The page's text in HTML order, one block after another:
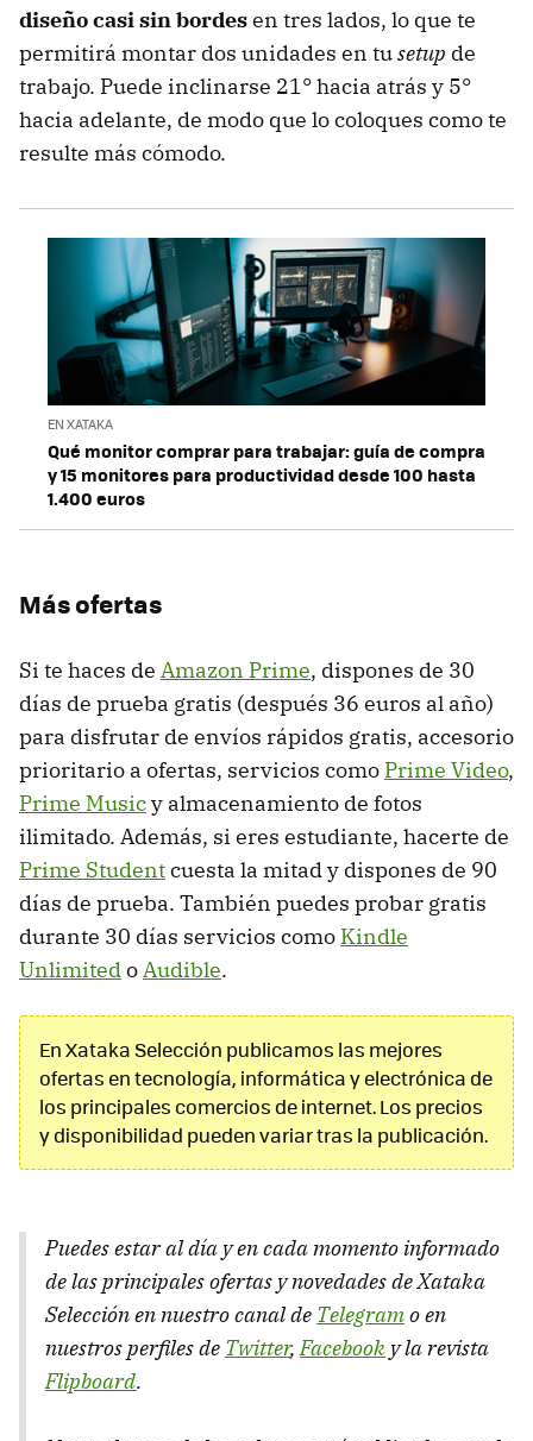
diseño casi sin bordesen tres lados, lo que te
permitirá montar dos unidades en tusetup de
trabajo. Puede inclinarse 21° hacia atrás y 5°
hacia adelante, de modo que lo coloques como te
resulte más cómodo.
EN XATAKA
Qué monitor comprar para trabajar: guía de compra
y 15 monitores para productividad desde 100 hasta
1.400 euros
Más ofertas
Si te haces de Amazon Prime, dispones de 30
días de prueba gratis (después 36 euros al año)
para disfrutar de envíos rápidos gratis, accesorio
prioritario a ofertas, servicios como Prime Video,
Prime Musicy almacenamiento de fotos
ilimitado. Además, si eres estudiante, hacerte de
Prime Studentcuesta la mitad y dispones de 90
días de prueba. También puedes probar gratis
durante 30 días servicios como Kindle
UnlimitedoAudible.
En Xataka Selección publicamos las mejores
ofertas en tecnología, informática y electrónica de
los principales comercios de internet. Los precios
y disponibilidad pueden variar tras la publicación.
Puedes estar al día y en cada momento informado
de las principales ofertas y novedades de Xataka
Selección en nuestro canal de Telegramo en
nuestros perfiles de Twitter,Facebook y la revista
Flipboard.